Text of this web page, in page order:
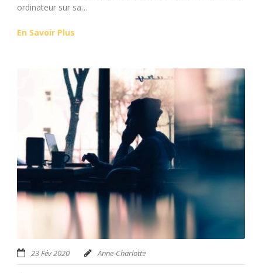
ordinateur sur sa…
En Savoir Plus
23 Fév 2020 Anne-Charlotte